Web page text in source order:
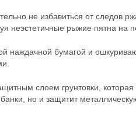
не избавиться от следов
неэстетичные рыжие пятна на
наждачной бумагой и
слоем грунтовки,
но и защитит